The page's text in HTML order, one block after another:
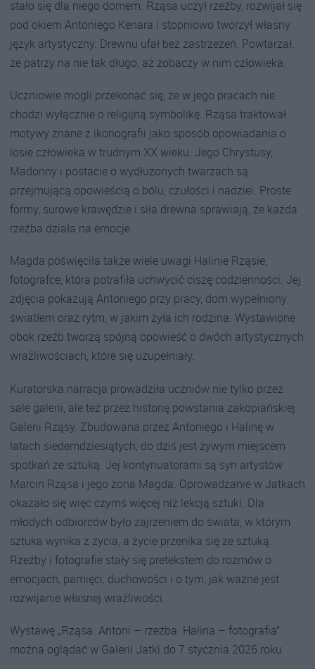
stało się dla niego domem. Rząsa uczył rzeźby, rozwijał się
pod okiem Antoniego Kenara i stopniowo tworzył własny
język artystyczny. Drewnu ufał bez zastrzeżeń. Powtarzał,
że patrzy na nie tak długo, aż zobaczy w nim człowieka.
Uczniowie mogli przekonać się, że w jego pracach nie
chodzi wyłącznie o religijną symbolikę. Rząsa traktował
motywy znane z ikonografii jako sposób opowiadania o
losie człowieka w trudnym XX wieku. Jego Chrystusy,
Madonny i postacie o wydłużonych twarzach są
przejmującą opowieścią o bólu, czułości i nadziei. Proste
formy, surowe krawędzie i siła drewna sprawiają, że każda
rzeźba działa na emocje.
Magda poświęciła także wiele uwagi Halinie Rząsie,
fotografce, która potrafiła uchwycić ciszę codzienności. Jej
zdjęcia pokazują Antoniego przy pracy, dom wypełniony
światłem oraz rytm, w jakim żyła ich rodzina. Wystawione
obok rzeźb tworzą spójną opowieść o dwóch artystycznych
wrażliwościach, które się uzupełniały.
Kuratorska narracja prowadziła uczniów nie tylko przez
sale galerii, ale też przez historię powstania zakopiańskiej
Galerii Rząsy. Zbudowana przez Antoniego i Halinę w
latach siedemdziesiątych, do dziś jest żywym miejscem
spotkań ze sztuką. Jej kontynuatorami są syn artystów
Marcin Rząsa i jego żona Magda. Oprowadzanie w Jatkach
okazało się więc czymś więcej niż lekcją sztuki. Dla
młodych odbiorców było zajrzeniem do świata, w którym
sztuka wynika z życia, a życie przenika się ze sztuką.
Rzeźby i fotografie stały się pretekstem do rozmów o
emocjach, pamięci, duchowości i o tym, jak ważne jest
rozwijanie własnej wrażliwości.
Wystawę „Rząsa. Antoni – rzeźba. Halina – fotografia”
można oglądać w Galerii Jatki do 7 stycznia 2026 roku.